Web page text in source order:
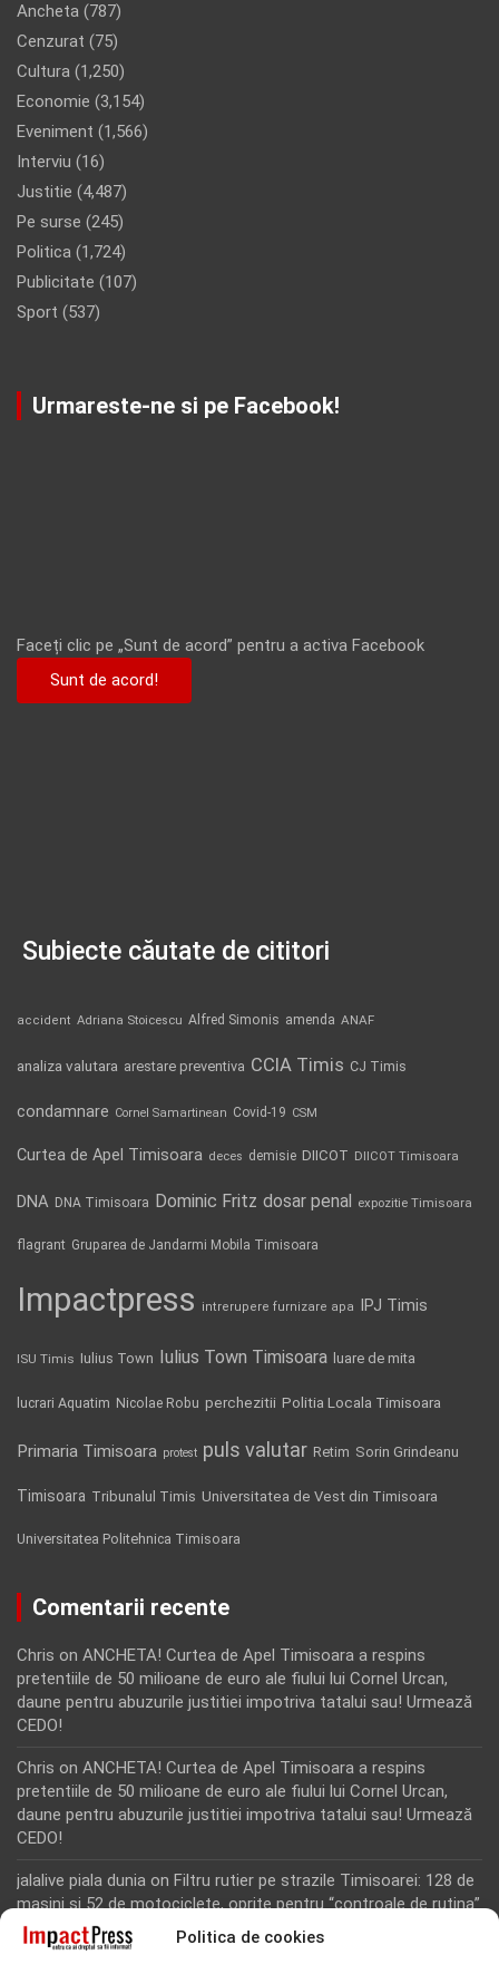
Politica de cookies
Ancheta (787)
Cenzurat (75)
Cultura (1,250)
Economie (3,154)
Eveniment (1,566)
Interviu (16)
Justitie (4,487)
Pe surse (245)
Politica (1,724)
Publicitate (107)
Sport (537)
Urmareste-ne si pe Facebook!
Faceți clic pe „Sunt de acord” pentru a activa Facebook
Sunt de acord!
Subiecte căutate de cititori
accident Adriana Stoicescu Alfred Simonis amenda ANAF
analiza valutara arestare preventiva CCIA Timis CJ Timis
condamnare Cornel Samartinean Covid-19 CSM
Curtea de Apel Timisoara deces demisie DIICOT DIICOT Timisoara
DNA DNA Timisoara Dominic Fritz dosar penal expozitie Timisoara
flagrant Gruparea de Jandarmi Mobila Timisoara
Impactpress intrerupere furnizare apa IPJ Timis
ISU Timis Iulius Town Iulius Town Timisoara luare de mita
lucrari Aquatim Nicolae Robu perchezitii Politia Locala Timisoara
Primaria Timisoara protest puls valutar Retim Sorin Grindeanu
Timisoara Tribunalul Timis Universitatea de Vest din Timisoara
Universitatea Politehnica Timisoara
Comentarii recente
Chris on ANCHETA! Curtea de Apel Timisoara a respins
pretentiile de 50 milioane de euro ale fiului lui Cornel Urcan,
daune pentru abuzurile justitiei impotriva tatalui sau! Urmează
CEDO!
Chris on ANCHETA! Curtea de Apel Timisoara a respins
pretentiile de 50 milioane de euro ale fiului lui Cornel Urcan,
daune pentru abuzurile justitiei impotriva tatalui sau! Urmează
CEDO!
jalalive piala dunia on Filtru rutier pe strazile Timisoarei: 128 de
masini si 52 de motociclete, oprite pentru “controale de rutina”
Rodion Camatoritul on Inca un martor din dosarul fraudei cu